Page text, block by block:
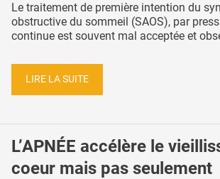
Le traitement de première intention du
obstructive du sommeil (SAOS), par
continue est souvent mal acceptée et
LIRE LA SUITE
L’APNÉE accélère le
coeur mais pas seulement